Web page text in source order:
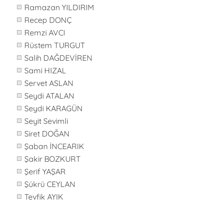
Ramazan YILDIRIM
Recep DONÇ
Remzi AVCI
Rüstem TURGUT
Salih DAĞDEVİREN
Sami HIZAL
Servet ASLAN
Seydi ATALAN
Seydi KARAGÜN
Seyit Sevimli
Siret DOĞAN
Şaban İNCEARIK
Şakir BOZKURT
Şerif YAŞAR
Şükrü CEYLAN
Tevfik AYIK